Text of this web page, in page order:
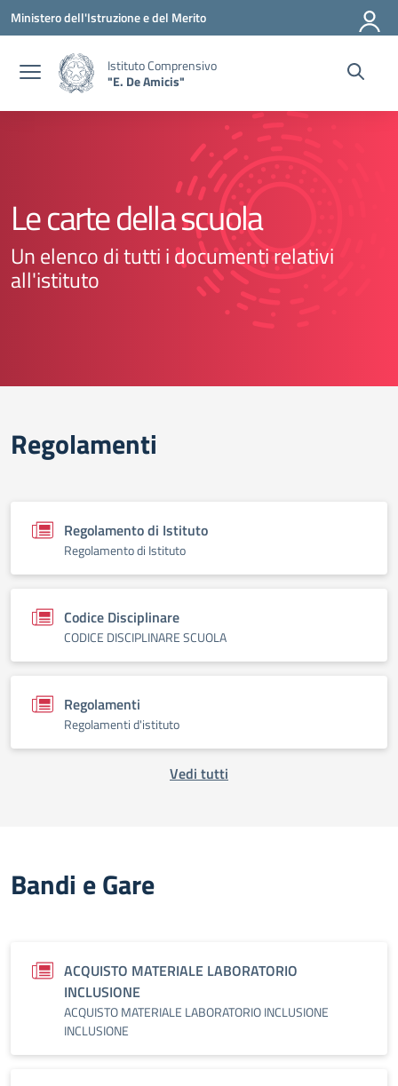
Vai ai contenuti
Vai al menu di navigazione
Vai al footer
Ministero dell'Istruzione e del Merito
Istituto Comprensivo
"E. De Amicis"
Le carte della scuola
Un elenco di tutti i documenti relativi
all'istituto
Regolamenti
Regolamento di Istituto
Regolamento di Istituto
Codice Disciplinare
CODICE DISCIPLINARE SCUOLA
Regolamenti
Regolamenti d'istituto
Vedi tutti
Bandi e Gare
ACQUISTO MATERIALE LABORATORIO
INCLUSIONE
ACQUISTO MATERIALE LABORATORIO INCLUSIONE
INCLUSIONE